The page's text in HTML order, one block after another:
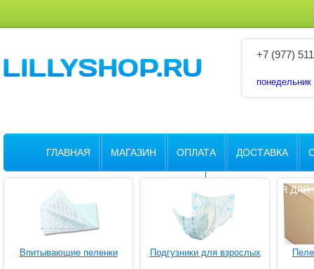
+7 (977)
ГЛАВНАЯ МАГАЗИН ОПЛАТА ДОСТАВКА
ИНФОРМАЦИЯ ДЛЯ
Впитывающие пеленки Подгузники для взрослых